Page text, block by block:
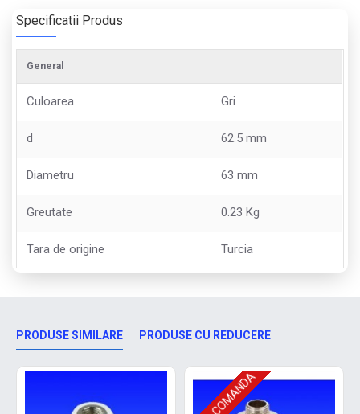
Specificatii Produs
General
Culoarea Gri
d 62.5 mm
Diametru 63 mm
Greutate 0.23 Kg
Tara de origine Turcia
PRODUSE SIMILARE PRODUSE CU REDUCERE